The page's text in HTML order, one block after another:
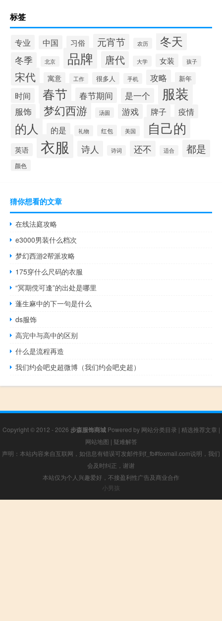
标签
专业 中国 习俗 元宵节 农历 冬天
冬季 北京 品牌 唐代 大学 女装 孩子
宋代 寓意 工作 很多人 手机 攻略 新年
时间 春节 春节期间 是一个 服装
服饰 梦幻西游 汤圆 游戏 牌子 疫情
的人 的是 礼物 红包 美国 自己的
英语 衣服 诗人 诗词 还不 适合 都是
颜色
猜你想看的文章
在线法庭攻略
e3000男装什么档次
梦幻西游2帮派攻略
175穿什么尺码的衣服
“冥期傥可逢”的出处是哪里
蓬生麻中的下一句是什么
ds服饰
高完中与高中的区别
什么是流程再造
我们约会吧史超微博（我们约会吧史超）
Copyright © 2012 - 2026 步森服饰商城Powered by 网站分类目录 | 精选推荐文章 |
网站地图 | 疑难解答
声明：本站内容来自互联网，如信息有错误可发邮件到f_fb#foxmail.com说明，我们
会及时纠正，谢谢
本站仅为个人兴趣爱好，不接盈利性广告及商业合作
小男孩